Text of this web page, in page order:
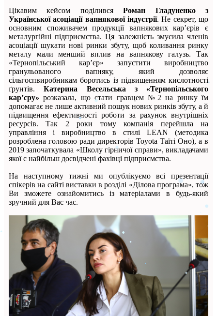
Цікавим кейсом поділивсяРоман Гладуненко з
Української асоціації вапнякової індустрії. Не секрет, що
основним споживачем продукції вапнякових кар’єрів є
металургійні підприємства. Ця залежність змусила членів
асоціації шукати нові ринки збуту, щоб коливання ринку
металу мали менший вплив на вапнякову галузь. Так
«Тернопільський кар’єр» запустити виробництво
гранульованого вапняку, який дозволяє
сільгоспвиробникам боротись із підвищенням кислотності
ґрунтів.Катерина Весельська з «Тернопільського
кар’єру» розказала, що стати гравцем №2 на ринку їм
допомагає не лише активний пошук нових ринків збуту, а й
підвищення ефективності роботи за рахунок внутрішніх
ресурсів. Так 2 роки тому компанія перейшла на
управління і виробництво в стилі LEAN (методика
розроблена головою ради директорів Toyota Таїті Оно), а в
2019 започаткувала «Школу гірничої справи», викладачами
якої є найбільш досвідчені фахівці підприємства.
На наступному тижні ми опублікуємо всі презентації
спікерів на сайті виставки в розділі «Ділова програма», тож
Ви зможете ознайомитись із матеріалами в будь-який
зручний для Вас час.